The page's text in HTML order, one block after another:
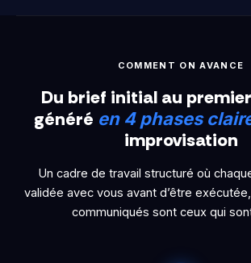
COMMENT ON AVANCE
Du brief initial au
généré en 4 phases
improvisation
Un cadre de travail structuré où
validée avec vous avant d’être
communiqués sont ceux qui